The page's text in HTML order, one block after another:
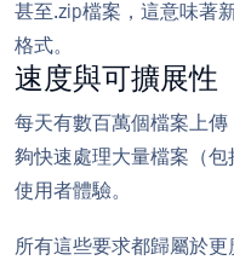
甚至.zip檔案，這意味著
格式。
速度與可擴展性
每天有數百萬個檔案上
夠快速處理大量檔案（包
使用者體驗。
所有這些要求都歸屬於